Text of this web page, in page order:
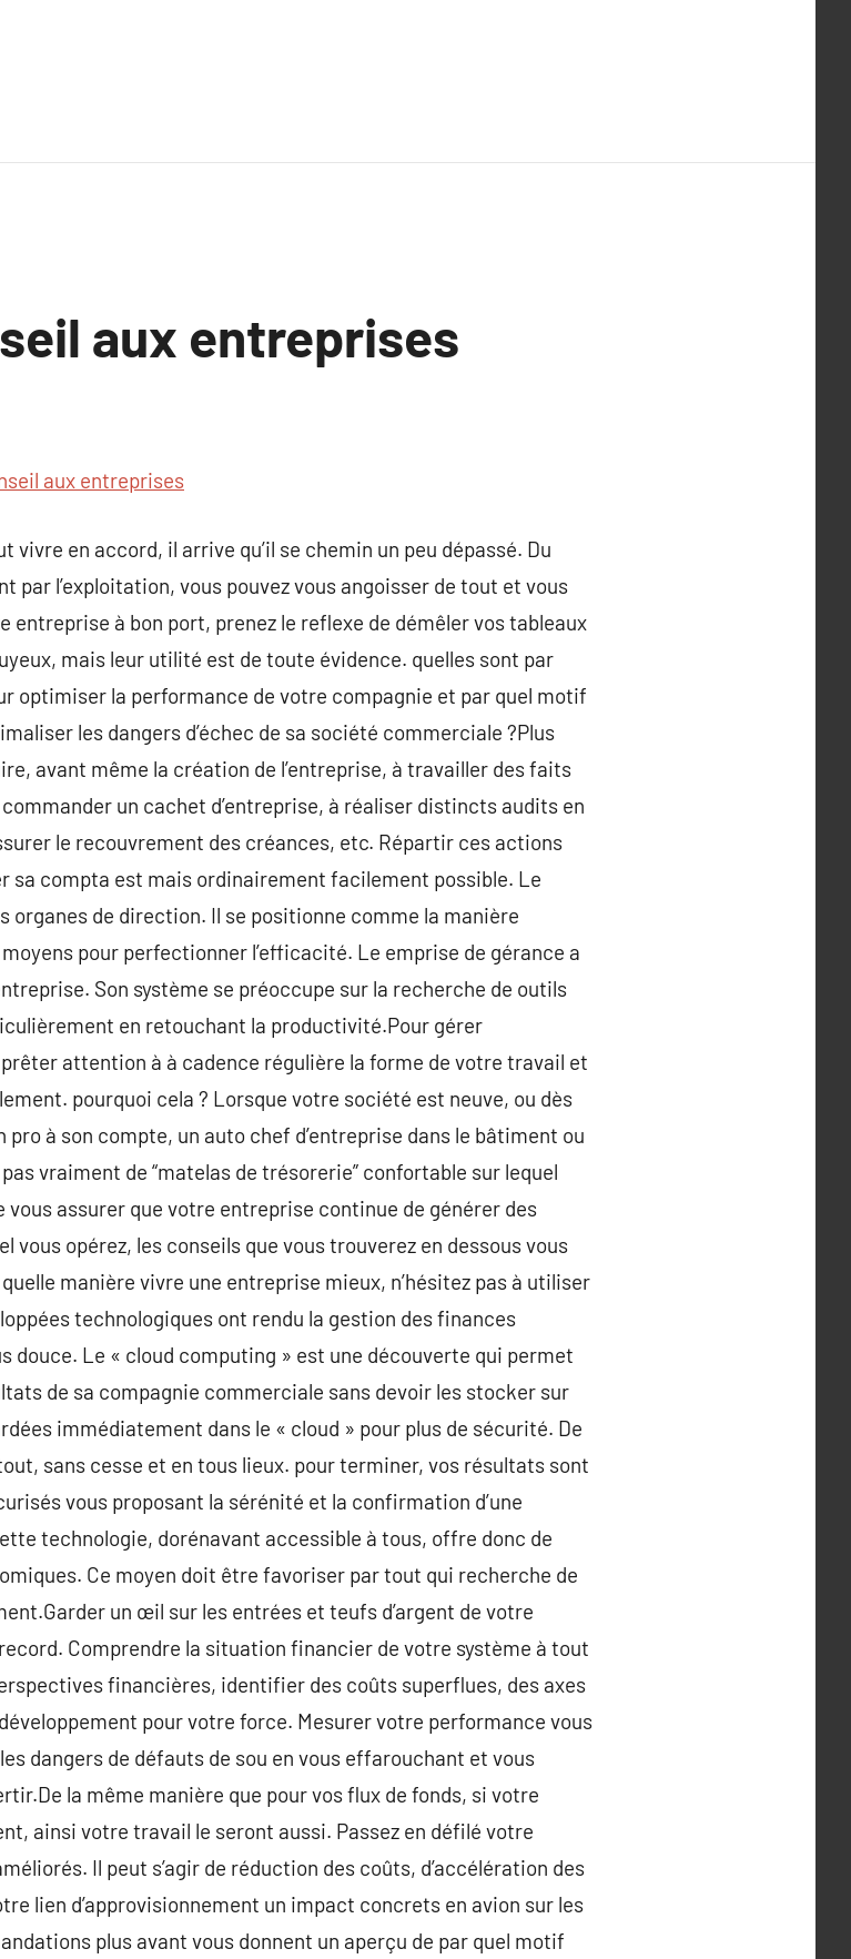
aux entreprises
aux entreprises
vivre en accord, il arrive qu’il se chemin un peu dépassé. Du
par l’exploitation, vous pouvez vous angoisser de tout et vous
entreprise à bon port, prenez le reflexe de démêler vos tableaux
mais leur utilité est de toute évidence. quelles sont par
optimiser la performance de votre compagnie et par quel motif
les dangers d’échec de sa société commerciale ?Plus
avant même la création de l’entreprise, à travailler des faits
un cachet d’entreprise, à réaliser distincts audits en
le recouvrement des créances, etc. Répartir ces actions
sa compta est mais ordinairement facilement possible. Le
organes de direction. Il se positionne comme la manière
pour perfectionner l’efficacité. Le emprise de gérance a
Son système se préoccupe sur la recherche de outils
en retouchant la productivité.Pour gérer
attention à à cadence régulière la forme de votre travail et
pourquoi cela ? Lorsque votre société est neuve, ou dès
à son compte, un auto chef d’entreprise dans le bâtiment ou
vraiment de “matelas de trésorerie” confortable sur lequel
assurer que votre entreprise continue de générer des
vous opérez, les conseils que vous trouverez en dessous vous
manière vivre une entreprise mieux, n’hésitez pas à utiliser
technologiques ont rendu la gestion des finances
douce. Le « cloud computing » est une découverte qui permet
de sa compagnie commerciale sans devoir les stocker sur
immédiatement dans le « cloud » pour plus de sécurité. De
sans cesse et en tous lieux. pour terminer, vos résultats sont
vous proposant la sérénité et la confirmation d’une
technologie, dorénavant accessible à tous, offre donc de
Ce moyen doit être favoriser par tout qui recherche de
un œil sur les entrées et teufs d’argent de votre
Comprendre la situation financier de votre système à tout
financières, identifier des coûts superflues, des axes
pour votre force. Mesurer votre performance vous
dangers de défauts de sou en vous effarouchant et vous
la même manière que pour vos flux de fonds, si votre
ainsi votre travail le seront aussi. Passez en défilé votre
Il peut s’agir de réduction des coûts, d’accélération des
lien d’approvisionnement un impact concrets en avion sur les
plus avant vous donnent un aperçu de par quel motif